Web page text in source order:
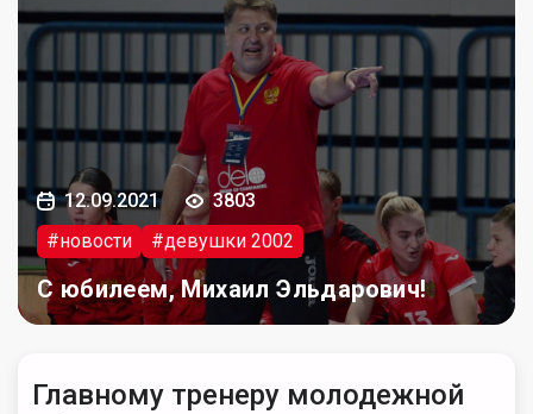
12.09.2021
3803
#новости
#девушки 2002
С юбилеем, Михаил Эльдарович!
Главному тренеру молодежной